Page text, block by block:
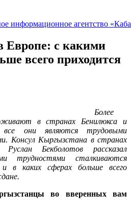
с какими
всего приходится
Более
в странах Бенилюкса и
все они являются трудовыми
Консул Кыргызстана в странах
Бекболотов рассказал
трудностями сталкиваются
в каких сферах больше всего
во вверенных вам